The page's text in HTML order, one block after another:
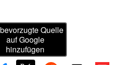
Quelle
auf Google
hinzufügen